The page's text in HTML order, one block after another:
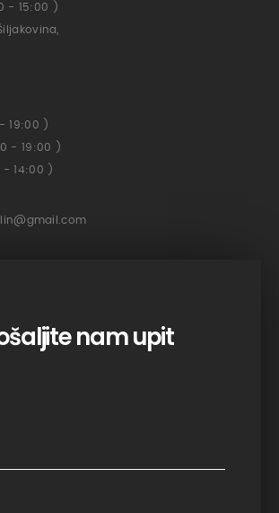
- 15:00 )
- 19:00 )
- 19:00 )
- 14:00 )
nam upit